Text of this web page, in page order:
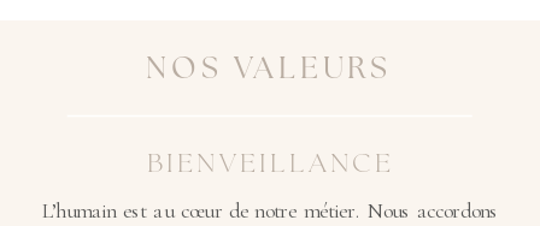
L’humain est au cœur de notre métier. Nous accordons
BIENVEILLANCE
NOS VALEURS